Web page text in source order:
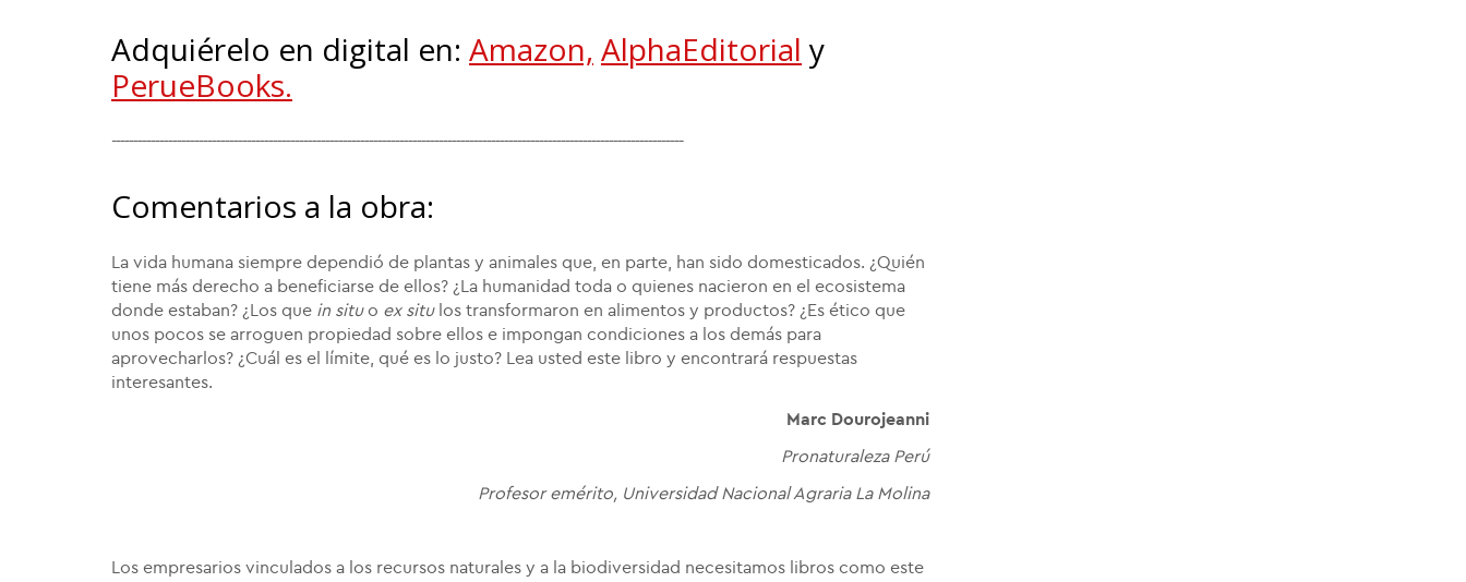
Adquiérelo en digital en: Amazon, AlphaEditorial y
PerueBooks.
-----------------------------------------------------------------------------------------------------------------------------------
Comentarios a la obra:
La vida humana siempre dependió de plantas y animales que, en parte, han sido domesticados. ¿Quién
tiene más derecho a beneficiarse de ellos? ¿La humanidad toda o quienes nacieron en el ecosistema
donde estaban? ¿Los que in situo ex situlos transformaron en alimentos y productos? ¿Es ético que
unos pocos se arroguen propiedad sobre ellos e impongan condiciones a los demás para
aprovecharlos? ¿Cuál es el límite, qué es lo justo? Lea usted este libro y encontrará respuestas
interesantes.
Marc Dourojeanni
Pronaturaleza Perú
Profesor emérito, Universidad Nacional Agraria La Molina
Los empresarios vinculados a los recursos naturales y a la biodiversidad necesitamos libros como este